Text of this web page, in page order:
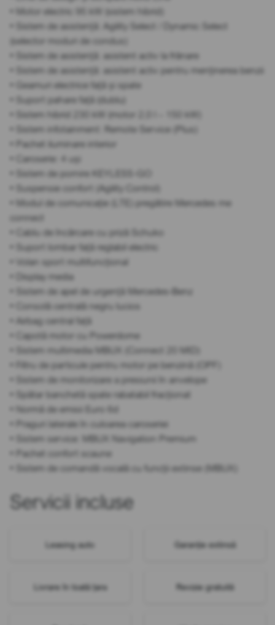
• Motor electric 95 kW (sistem hibrid)
• Sistem de asistență: Agility Select / Dynamic Select
(selector moduri de condus)
• Sistem de asistență: asistent activ la frânare
• Sistem de asistență: asistent activ pentru menținerea benzii
• Geamuri electrice față și spate
• Suport pahare față (dublu)
• Sistem hibrid 230 kW (motor 2,0 l – 150 kW)
• Sistem infotainment: Remote Service (Plus)
• Pachet iluminare interior
• Caroserie: 4 uși
• Sistem de pornire KEYLESS-GO
• Suspensie confort (Agility Control)
• Modul de comunicație (LTE) pregătire Mercedes me
connect
• Cablu de încărcare cu priză Schuko
• Suport lombar față reglabil electric
• Volan sport multifuncțional
• Display media
• Sistem de apel de urgență Mercedes-Benz
• Consolă centrală negru lucios
• Airbag central față
• Capotă motor cu Powerdome
• Sistem multimedia MBUX (Connect 20 MID)
• Filtru de particule pentru motor pe benzină (OPF)
• Sistem de monitorizare a presiunii în anvelope
• Spătar banchetă spate rabatabil fracționat
• Normă de emisii Euro 6d
• Praguri laterale în culoarea caroseriei
• Sistem service: MBUX Navigation Premium
• Pachet confort scaune
• Sistem de comandă vocală cu funcții extinse (MBUX)
Servicii incluse
Leasing auto Garanție extinsă
Livrare în toată țara Revizie gratuită